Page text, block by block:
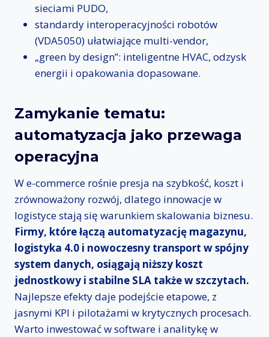
sieciami PUDO,
standardy interoperacyjności robotów
(VDA5050) ułatwiające multi-vendor,
„green by design”: inteligentne HVAC, odzysk
energii i opakowania dopasowane.
Zamykanie tematu:
automatyzacja jako przewaga
operacyjna
W e-commerce rośnie presja na szybkość, koszt i
zrównoważony rozwój, dlatego innowacje w
logistyce stają się warunkiem skalowania biznesu.
Firmy, które łączą automatyzację magazynu,
logistyka 4.0 i nowoczesny transport w spójny
system danych, osiągają niższy koszt
jednostkowy i stabilne SLA także w szczytach.
Najlepsze efekty daje podejście etapowe, z
jasnymi KPI i pilotażami w krytycznych procesach.
Warto inwestować w software i analitykę w